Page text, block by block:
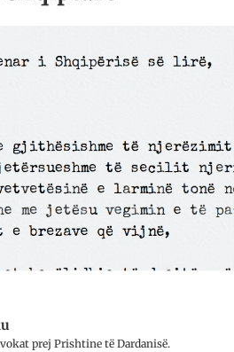
prej Prish­tine të Dar­da­nisë.